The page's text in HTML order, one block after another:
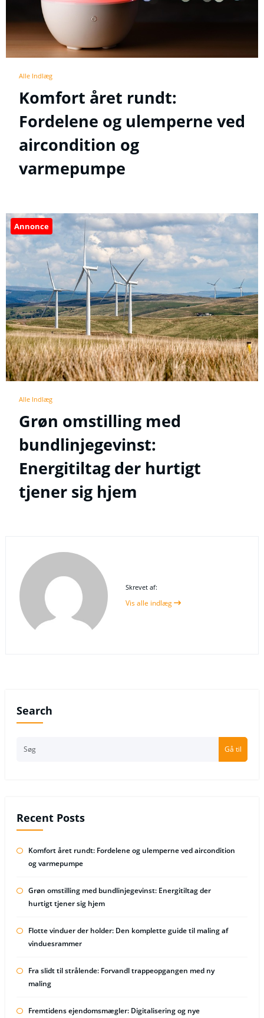
Alle Indlæg
Komfort året rundt:
Fordelene og ulemperne ved
aircondition og
varmepumpe
Annonce
Alle Indlæg
Grøn omstilling med
bundlinjegevinst:
Energitiltag der hurtigt
tjener sig hjem
Skrevet af:
Vis alle indlæg
Search
Gå til
Recent Posts
Komfort året rundt: Fordelene og ulemperne ved aircondition
og varmepumpe
Grøn omstilling med bundlinjegevinst: Energitiltag der
hurtigt tjener sig hjem
Flotte vinduer der holder: Den komplette guide til maling af
vinduesrammer
Fra slidt til strålende: Forvandl trappeopgangen med ny
maling
Fremtidens ejendomsmægler: Digitalisering og nye